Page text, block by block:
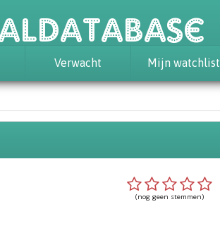
Verwacht Mijn watchlist
(nog geen stemmen)